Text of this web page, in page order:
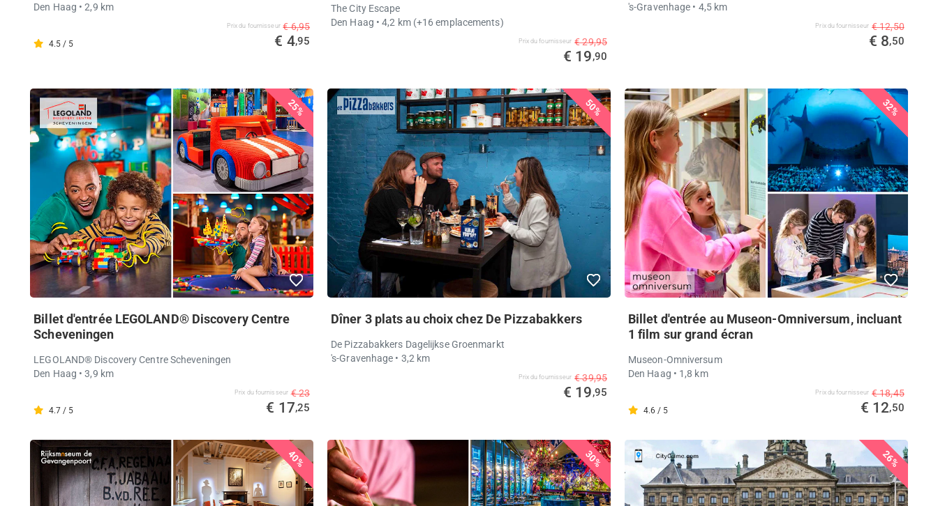
Den Haag • 2,9 km
4.5 / 5
Prix ​​du fournisseur € 6,95
€ 4,95
The City Escape
Den Haag • 4,2 km(+16 emplacements)
Prix ​​du fournisseur € 29,95
€ 19,90
's-Gravenhage • 4,5 km
Prix ​​du fournisseur € 12,50
€ 8,50
25%
Billet d'entrée LEGOLAND® Discovery Centre
Scheveningen
LEGOLAND® Discovery Centre Scheveningen
Den Haag • 3,9 km
4.7 / 5
Prix ​​du fournisseur € 23
€ 17,25
50%
Dîner 3 plats au choix chez De Pizzabakkers
De Pizzabakkers Dagelijkse Groenmarkt
's-Gravenhage • 3,2 km
Prix ​​du fournisseur € 39,95
€ 19,95
32%
Billet d'entrée au Museon-Omniversum, incluant
1 film sur grand écran
Museon-Omniversum
Den Haag • 1,8 km
4.6 / 5
Prix ​​du fournisseur € 18,45
€ 12,50
40% 30% 26%